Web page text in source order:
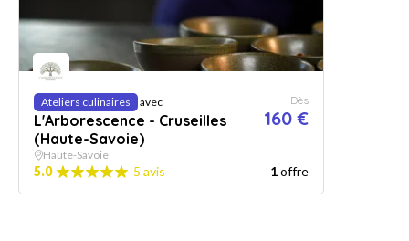
Ateliers culinaires avec
L'Arborescence - Cruseilles
(Haute-Savoie)
Dès
160 €
Haute-Savoie
5.0 5 avis 1offre